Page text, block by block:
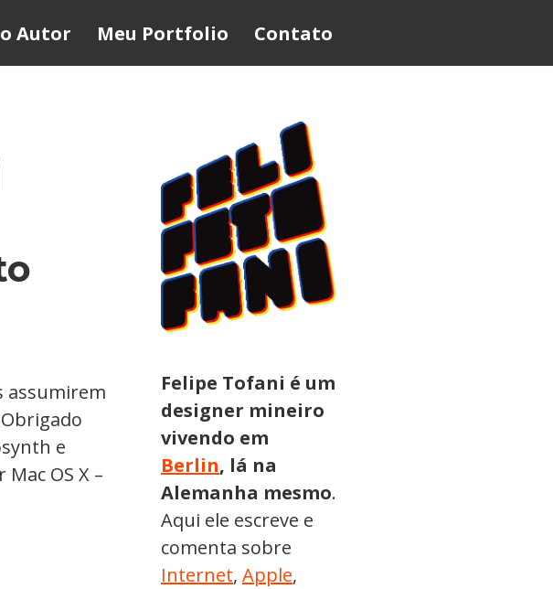
Autor Meu Portfolio Contato
assumirem
e
OS X –
Felipe Tofani é um
designer mineiro
vivendo em
Berlin, lá na
Alemanha mesmo.
Aqui ele escreve e
comenta sobre
Internet, Apple,